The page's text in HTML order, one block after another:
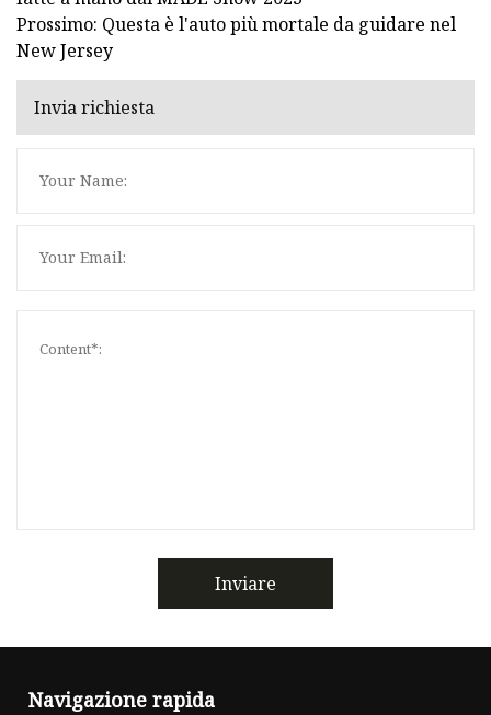
Prossimo: Questa è l'auto più mortale da guidare nel
New Jersey
Invia richiesta
Inviare
Navigazione rapida